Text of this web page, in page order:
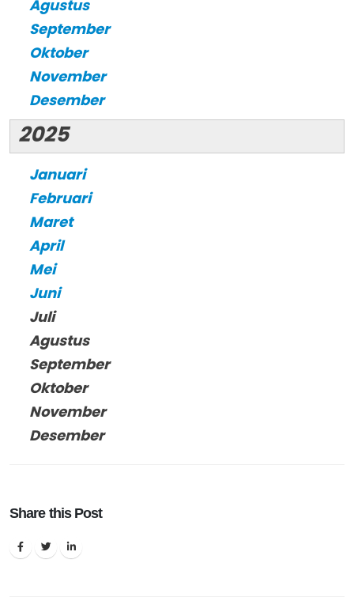
Agustus
September
Oktober
November
Desember
2025
Januari
Februari
Maret
April
Mei
Juni
Juli
Agustus
September
Oktober
November
Desember
Share this Post